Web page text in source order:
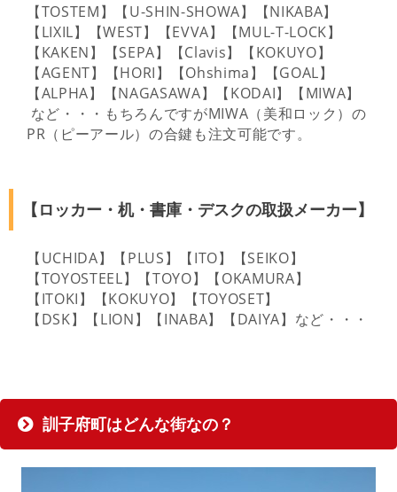
【TOSTEM】【U-SHIN-SHOWA】【NIKABA】
【LIXIL】【WEST】【EVVA】【MUL-T-LOCK】
【KAKEN】【SEPA】【Clavis】【KOKUYO】
【AGENT】【HORI】【Ohshima】【GOAL】
【ALPHA】【NAGASAWA】【KODAI】【MIWA】
など・・・もちろんですがMIWA（美和ロック）の
PR（ピーアール）の合鍵も注文可能です。
【ロッカー・机・書庫・デスクの取扱メーカー】
【UCHIDA】【PLUS】【ITO】【SEIKO】
【TOYOSTEEL】【TOYO】【OKAMURA】
【ITOKI】【KOKUYO】【TOYOSET】
【DSK】【LION】【INABA】【DAIYA】など・・・
訓子府町はどんな街なの？